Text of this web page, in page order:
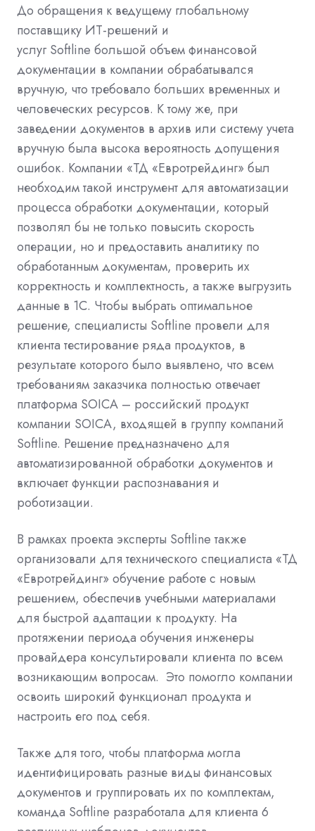
До обращения к ведущему глобальному
поставщику ИТ-решений и
услуг Softline большой объем финансовой
документации в компании обрабатывался
вручную, что требовало больших временных и
человеческих ресурсов. К тому же, при
заведении документов в архив или систему учета
вручную была высока вероятность допущения
ошибок. Компании «ТД «Евротрейдинг» был
необходим такой инструмент для автоматизации
процесса обработки документации, который
позволял бы не только повысить скорость
операции, но и предоставить аналитику по
обработанным документам, проверить их
корректность и комплектность, а также выгрузить
данные в 1С. Чтобы выбрать оптимальное
решение, специалисты Softline провели для
клиента тестирование ряда продуктов, в
результате которого было выявлено, что всем
требованиям заказчика полностью отвечает
платформа SOICA – российский продукт
компании SOICA, входящей в группу компаний
Softline. Решение предназначено для
автоматизированной обработки документов и
включает функции распознавания и
роботизации.
В рамках проекта эксперты Softline также
организовали для технического специалиста «ТД
«Евротрейдинг» обучение работе с новым
решением, обеспечив учебными материалами
для быстрой адаптации к продукту. На
протяжении периода обучения инженеры
провайдера консультировали клиента по всем
возникающим вопросам. Это помогло компании
освоить широкий функционал продукта и
настроить его под себя.
Также для того, чтобы платформа могла
идентифицировать разные виды финансовых
документов и группировать их по комплектам,
команда Softline разработала для клиента 6